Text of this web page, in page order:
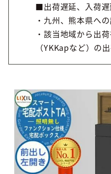
■出荷遅延、入荷遅
・九州、熊本県へ
・該当地域から出
（YKKapなど）の